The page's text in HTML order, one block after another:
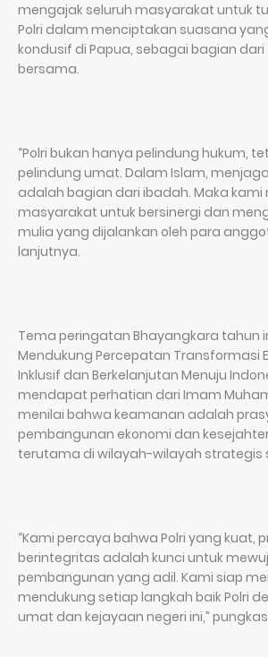
mengajak seluruh masyarakat untuk
Polri dalam menciptakan suasana
kondusif di Papua, sebagai bagian
bersama.
“Polri bukan hanya pelindung hukum,
pelindung umat. Dalam Islam,
adalah bagian dari ibadah. Maka kami
masyarakat untuk bersinergi dan
mulia yang dijalankan oleh para
lanjutnya.
Tema peringatan Bhayangkara tahun
Mendukung Percepatan Transformasi
Inklusif dan Berkelanjutan Menuju
mendapat perhatian dari Imam
menilai bahwa keamanan adalah
pembangunan ekonomi dan
terutama di wilayah-wilayah strategis
“Kami percaya bahwa Polri yang kuat,
berintegritas adalah kunci untuk
pembangunan yang adil. Kami siap
mendukung setiap langkah baik Polri
umat dan kejayaan negeri ini,”